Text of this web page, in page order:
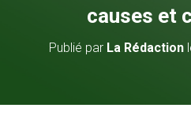
causes et
Publié par La Rédaction